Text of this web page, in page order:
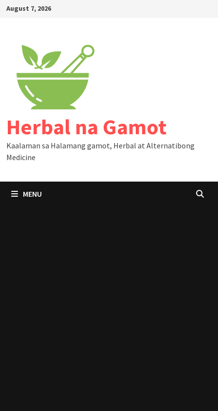
Skip
August 7, 2026
Herbal na Gamot
Kaalaman sa Halamang gamot, Herbal at Alternatibong
Medicine
MENU